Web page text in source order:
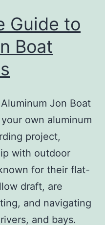
Guide to
Boat
Jon Boat
own aluminum
project,
with outdoor
for their flat-
draft, are
and navigating
and bays.